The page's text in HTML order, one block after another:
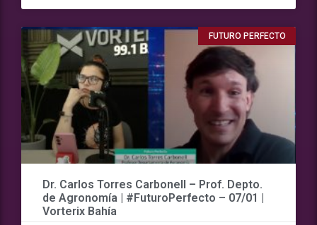
FUTURO PERFECTO
Dr. Carlos Torres Carbonell – Prof. Depto.
de Agronomía | #FuturoPerfecto – 07/01 |
Vorterix Bahía